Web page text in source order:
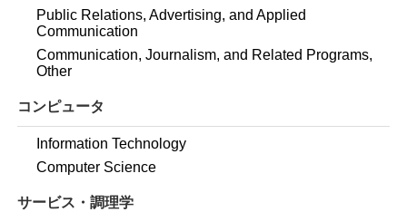
Public Relations, Advertising, and Applied
Communication
Communication, Journalism, and Related Programs,
Other
コンピュータ
Information Technology
Computer Science
サービス・調理学